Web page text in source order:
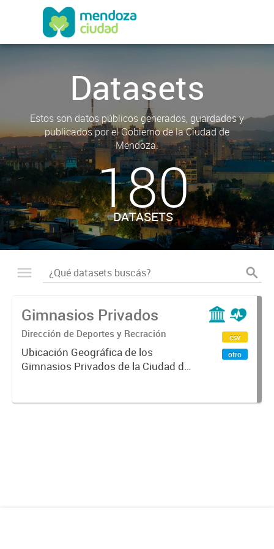
Datasets
Estos son datos públicos generados, guardados y
publicados por el Gobierno de la Ciudad de
Mendoza.
180
DATASETS
Gimnasios Privados
Dirección de Deportes y Recración
Ubicación Geográfica de los
Gimnasios Privados de la Ciudad de
csv
otro